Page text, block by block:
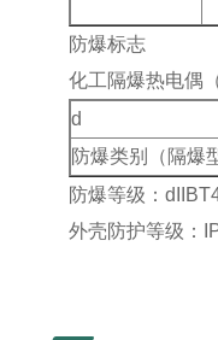
防爆标志
化工隔爆热电偶
d
防爆类别（隔爆
防爆等级：
外壳防护等级：